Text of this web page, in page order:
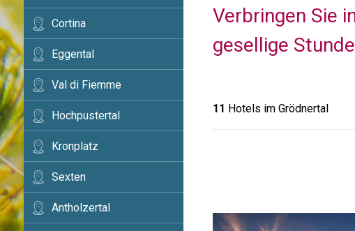
Cortina
Eggental
Val di Fiemme
Hochpustertal
Kronplatz
Sexten
Antholzertal
Verbringen Sie
gesellige
11 Hotels im Grödnertal